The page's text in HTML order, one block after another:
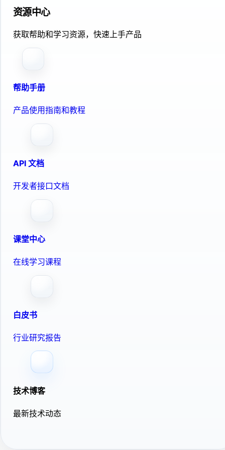
资源中心
获取帮助和学习资源，快速上手产品
帮助手册
产品使用指南和教程
API 文档
开发者接口文档
课堂中心
在线学习课程
白皮书
行业研究报告
技术博客
最新技术动态